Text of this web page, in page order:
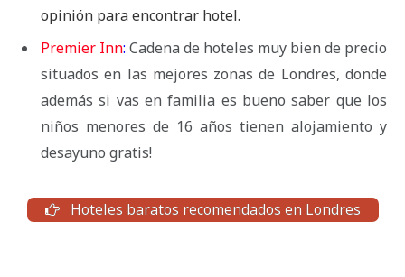
opinión para encontrar hotel.
Premier Inn: Cadena de hoteles muy bien de precio
situados en las mejores zonas de Londres, donde
además si vas en familia es bueno saber que los
niños menores de 16 años tienen alojamiento y
desayuno gratis!
Hoteles baratos recomendados en Londres